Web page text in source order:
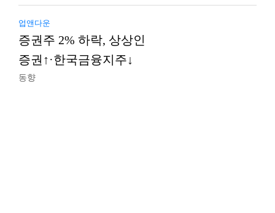
업앤다운
증권주 2% 하락, 상상인
증권↑·한국금융지주↓
동향